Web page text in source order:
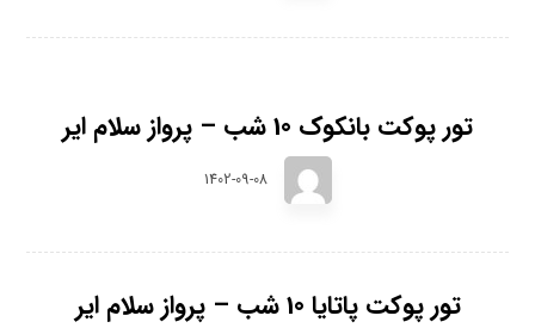
تور پوکت بانکوک 10 شب – پرواز سلام ایر
1402-09-08
تور پوکت پاتایا 10 شب – پرواز سلام ایر